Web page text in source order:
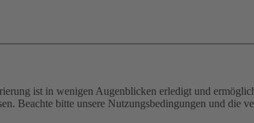
ist in wenigen Augenblicken erledigt und
Beachte bitte unsere Nutzungsbedingungen und die